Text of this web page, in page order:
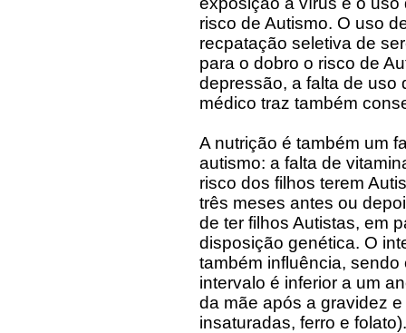
risco de Autismo. O uso
recpatação seletiva de
para o dobro o risco de
depressão, a falta de uso
médico traz também
A nutrição é também um
autismo: a falta de
risco dos filhos terem
três meses antes ou
de ter filhos Autistas, em
disposição genética. O
também influência,
intervalo é inferior a um
da mãe após a gravidez
insaturadas, ferro e folato).